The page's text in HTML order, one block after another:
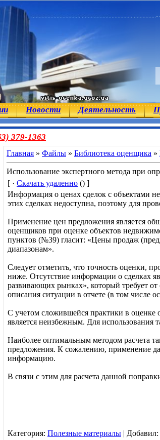
Новости Деятельность
379-1363
Главная » Файлы » Библиотека оценщика »
Использование экспертного метода при
[ · Скачать удаленно () ]
Информация о ценах сделок с объектами
этих сделках недоступна, поэтому для
Применение цен предложения является
оценщиков при оценке объектов
пунктов (№39) гласит: «Цены продаж
диапазонам».
Следует отметить, что точность оценки,
ниже. Отсутствие информации о сделках
развивающих рынках», который требует
описания ситуации в отчете (в том числе
С учетом сложившейся практики в
является неизбежным. Для использования
Наиболее оптимальным методом расчета
предложения. К сожалению, применение
информацию.
В связи с этим для расчета данной
Категория: Полезные материалы | Добавил: